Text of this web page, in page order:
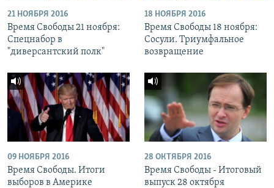
21 НОЯБРЯ 2016
Время Свободы 21 ноября:
Спецнабор в
"диверсантский полк"
18 НОЯБРЯ 2016
Время Свободы 18 ноября:
Сосули. Триумфальное
возвращение
09 НОЯБРЯ 2016
Время Свободы. Итоги
выборов в Америке
28 ОКТЯБРЯ 2016
Время Свободы - Итоговый
выпуск 28 октября